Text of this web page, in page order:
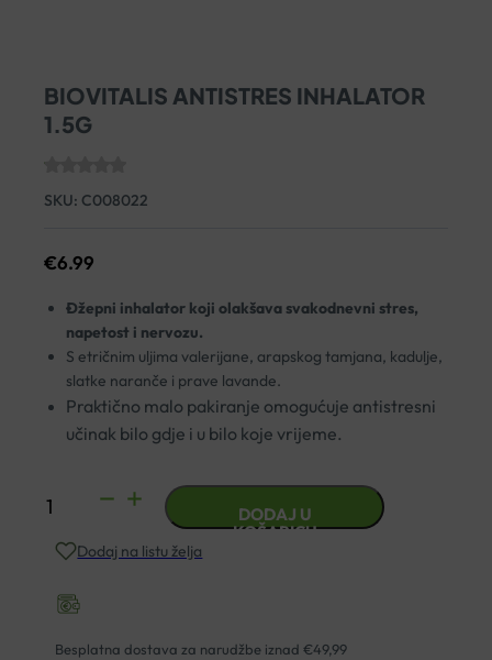
BIOVITALIS ANTISTRES INHALATOR
1.5G
SKU: C008022
€6.99
Đžepni inhalator koji olakšava svakodnevni stres,
napetost i nervozu.
S etričnim uljima valerijane, arapskog tamjana, kadulje,
slatke naranče i prave lavande.
Praktično malo pakiranje omogućuje antistresni
učinak bilo gdje i u bilo koje vrijeme.
BIOVITALIS
INHALATOR
količina
DODAJ U
KOŠARICU
Dodaj na listu želja
Besplatna dostava za narudžbe iznad €49,99